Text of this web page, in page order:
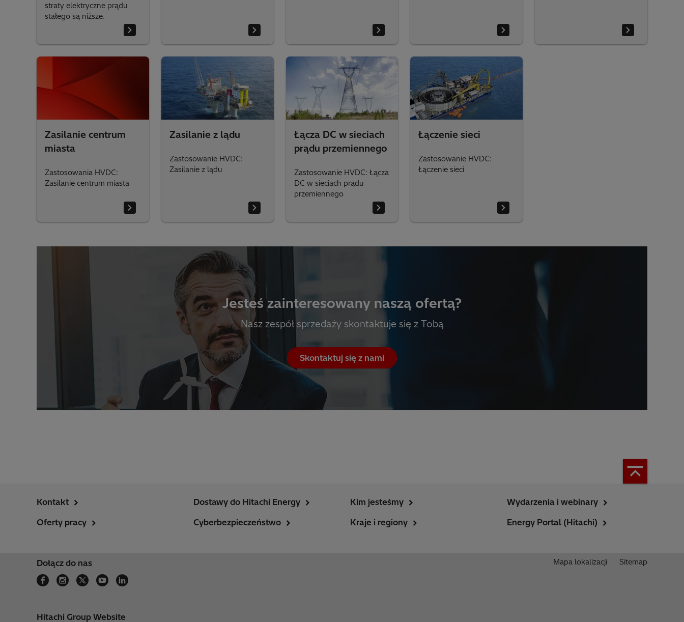
straty elektryczne prądu
stałego są niższe.
Zasilanie centrum
miasta
Zastosowania HVDC:
Zasilanie centrum miasta
Zasilanie z lądu
Zastosowanie HVDC:
Zasilanie z lądu
Łącza DC w sieciach
prądu przemiennego
Zastosowanie HVDC: Łącza
DC w sieciach prądu
przemiennego
Łączenie sieci
Zastosowanie HVDC:
Łączenie sieci
Jesteś zainteresowany naszą ofertą?
Nasz zespół sprzedaży skontaktuje się z Tobą
Skontaktuj się z nami
Kontakt
Oferty pracy
Dostawy do Hitachi Energy
Cyberbezpieczeństwo
Kim jesteśmy
Kraje i regiony
Wydarzenia i webinary
Energy Portal (Hitachi)
Dołącz do nas Mapa lokalizacji Sitemap
Hitachi Group Website